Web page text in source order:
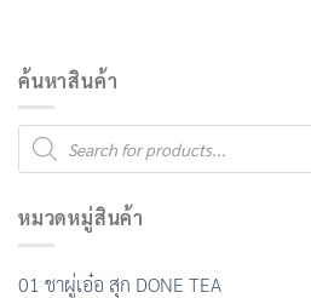
ค้นหาสินค้า
Products
search
หมวดหมู่สินค้า
01 ชาผู่เอ๋อ สุก DONE TEA